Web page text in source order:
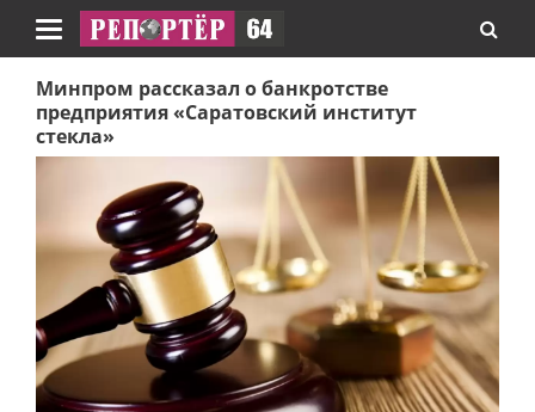
Навигация
Минпром рассказал о банкротстве
предприятия «Саратовский институт
стекла»